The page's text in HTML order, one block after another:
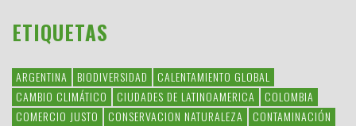
ETIQUETAS
ARGENTINA BIODIVERSIDAD
CALENTAMIENTO GLOBAL
CAMBIO CLIMÁTICO
CIUDADES DE LATINOAMERICA
COLOMBIA
COMERCIO JUSTO
CONSERVACION NATURALEZA
CONTAMINACIÓN